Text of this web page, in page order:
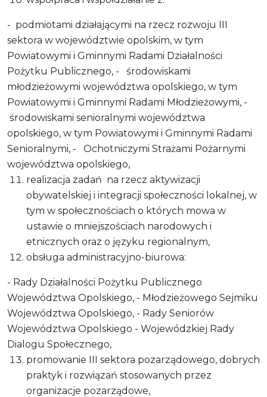
- podmiotami działającymi na rzecz rozwoju III
sektora w województwie opolskim, w tym
Powiatowymi i Gminnymi Radami Działalności
Pożytku Publicznego, - środowiskami
młodzieżowymi województwa opolskiego, w tym
Powiatowymi i Gminnymi Radami Młodzieżowymi, -
środowiskami senioralnymi województwa
opolskiego, w tym Powiatowymi i Gminnymi Radami
Senioralnymi, - Ochotniczymi Strażami Pożarnymi
województwa opolskiego,
realizacja zadań na rzecz aktywizacji
obywatelskiej i integracji społeczności lokalnej, w
tym w społecznościach o których mowa w
ustawie o mniejszościach narodowych i
etnicznych oraz o języku regionalnym,
obsługa administracyjno-biurowa:
- Rady Działalności Pożytku Publicznego
Województwa Opolskiego, - Młodzieżowego Sejmiku
Województwa Opolskiego, - Rady Seniorów
Województwa Opolskiego - Wojewódzkiej Rady
Dialogu Społecznego,
promowanie III sektora pozarządowego, dobrych
praktyk i rozwiązań stosowanych przez
organizacje pozarządowe,